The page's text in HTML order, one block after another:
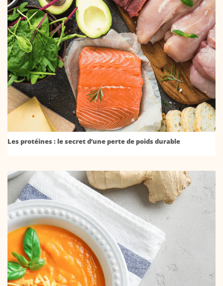
Les protéines : le secret d’une perte de poids durable